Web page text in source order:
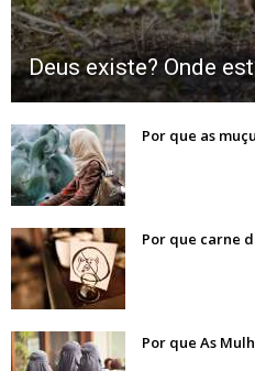
Deus existe? Onde
Por que as
Por que carne
Por que As